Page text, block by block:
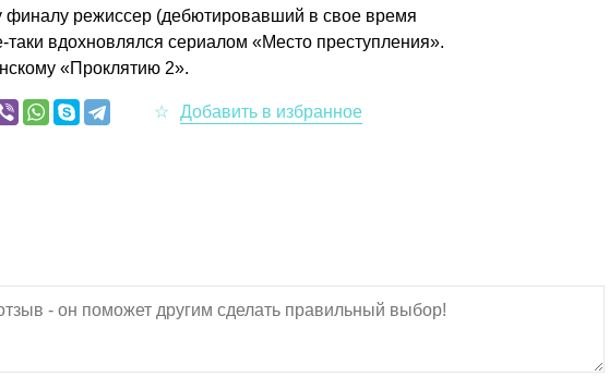
финалу режиссер (дебютировавший в свое время
вдохновлялся сериалом «Место преступления».
«Проклятию 2».